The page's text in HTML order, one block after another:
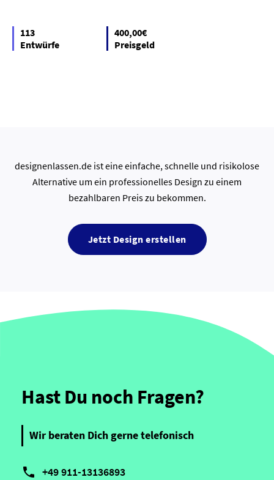
113
Entwürfe
400,00€
Preisgeld
designenlassen.de ist eine einfache, schnelle und risikolose
Alternative um ein professionelles Design zu einem
bezahlbaren Preis zu bekommen.
Jetzt Design erstellen
Hast Du noch Fragen?
Wir beraten Dich gerne telefonisch
 +49 911-13136893